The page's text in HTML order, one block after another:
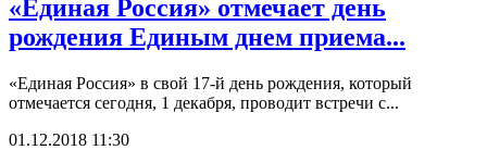
«Единая Россия» отмечает день
рождения Единым днем приема...
«Единая Россия» в свой 17-й день рождения, который
отмечается сегодня, 1 декабря, проводит встречи с...
01.12.2018 11:30